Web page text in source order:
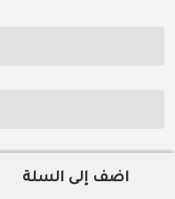
اضف إلى السلة